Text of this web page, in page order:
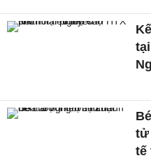
tử
tế